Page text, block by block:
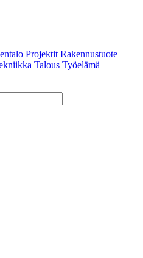
Projektit Rakennustuote
Talous Työelämä